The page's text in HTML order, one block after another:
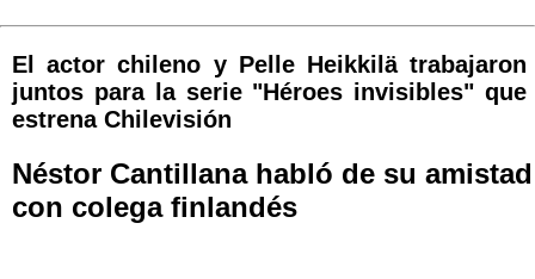
El actor chileno y Pelle Heikkilä trabajaron
juntos para la serie "Héroes invisibles" que
estrena Chilevisión
Néstor Cantillana habló de su amistad
con colega finlandés